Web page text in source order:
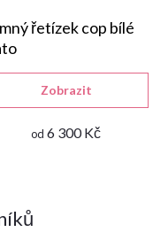
řetízek cop bílé
od 6 300 Kč
Zobrazit